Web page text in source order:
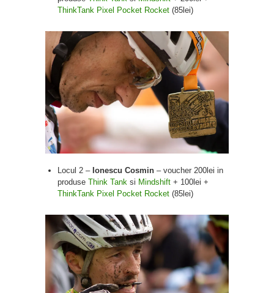
ThinkTank Pixel Pocket Rocket (85lei)
Locul 2 – Ionescu Cosmin – voucher 200lei in
produse Think Tank si Mindshift + 100lei +
ThinkTank Pixel Pocket Rocket (85lei)